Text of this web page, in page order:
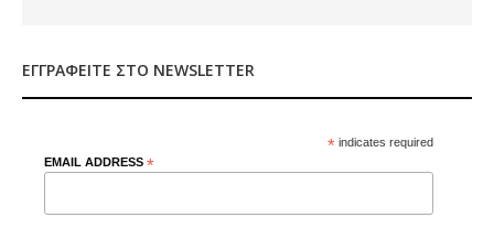
ΕΓΓΡΑΦΕΊΤΕ ΣΤΟ NEWSLETTER
* indicates required
EMAIL ADDRESS *